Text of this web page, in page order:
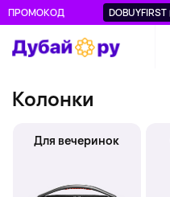
ПРОМОКОД DOBUYFIRST
Колонки
Для вечеринок